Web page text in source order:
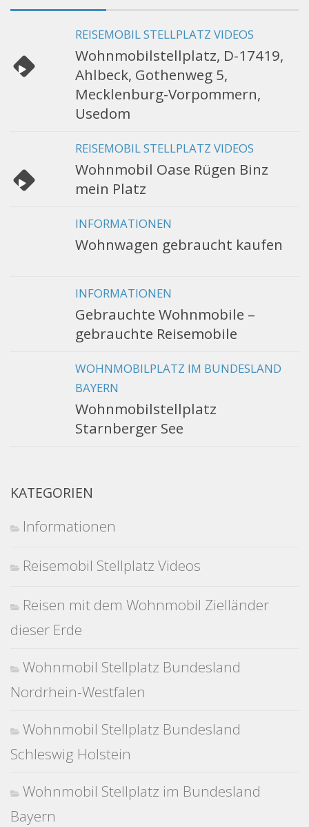
REISEMOBIL STELLPLATZ VIDEOS
Wohnmobilstellplatz, D-17419,
Ahlbeck, Gothenweg 5,
Mecklenburg-Vorpommern,
Usedom
REISEMOBIL STELLPLATZ VIDEOS
Wohnmobil Oase Rügen Binz
mein Platz
INFORMATIONEN
Wohnwagen gebraucht kaufen
INFORMATIONEN
Gebrauchte Wohnmobile –
gebrauchte Reisemobile
WOHNMOBILPLATZ IM BUNDESLAND
BAYERN
Wohnmobilstellplatz
Starnberger See
KATEGORIEN
Informationen
Reisemobil Stellplatz Videos
Reisen mit dem Wohnmobil Zielländer
dieser Erde
Wohnmobil Stellplatz Bundesland
Nordrhein-Westfalen
Wohnmobil Stellplatz Bundesland
Schleswig Holstein
Wohnmobil Stellplatz im Bundesland
Bayern